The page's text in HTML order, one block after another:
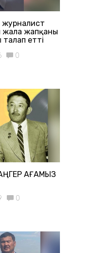
журналист
жала жапқаны
етті
0
АҒАМЫЗ
0